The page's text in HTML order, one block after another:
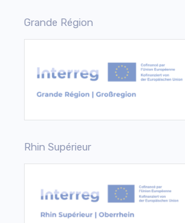
Grande Région
Rhin Supérieur